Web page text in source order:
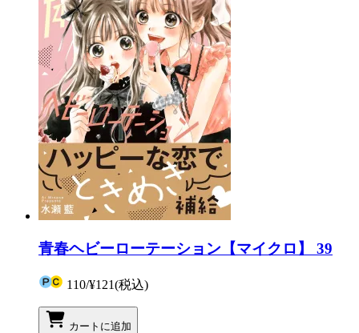
青春ヘビーローテーション【マイクロ】 39
110/¥121(税込)
カートに追加